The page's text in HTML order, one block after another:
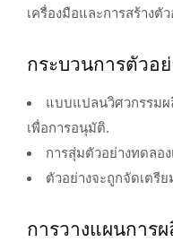
เครื่องมือและการสร้างตั
กระบวนการตัวอย่
แบบแปลนวิศวกรรม
เพื่อการอนุมัติ.
การสุ่มตัวอย่างทดลอ
ตัวอย่างจะถูกจัดเตรี
การวางแผนการ